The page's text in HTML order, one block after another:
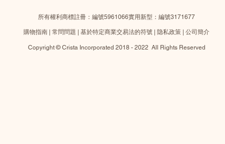
所有權利商標註冊：編號5961066實用新型：編號3171677
購物指南 常問問題 基於特定商業交易法的符號 隐私政策 公司簡介
Copyright © Crista Incorporated 2018 - 2022 All Rights Reserved